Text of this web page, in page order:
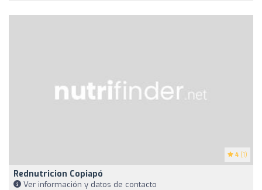
4 (1)
Rednutricion Copiapó
Ver información y datos de contacto